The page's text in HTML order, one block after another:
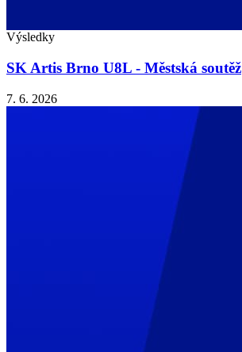
Výsledky
SK Artis Brno U8L - Městská soutěž
7. 6. 2026